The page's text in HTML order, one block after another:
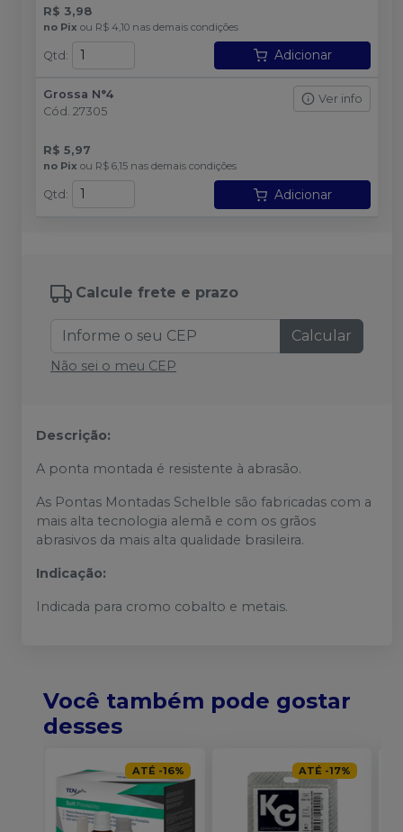
R$ 3,98
no Pix ou R$ 4,10 nas demais condições
Qtd: Adicionar
Grossa N°4
Cód. 27305
Ver info
R$ 5,97
no Pix ou R$ 6,15 nas demais condições
Qtd : Adicionar
Calcule frete e prazo
Calcular
Não sei o meu CEP
Descrição:
A ponta montada é resistente à abrasão.
As Pontas Montadas Schelble são fabricadas com a
mais alta tecnologia alemã e com os grãos
abrasivos da mais alta qualidade brasileira.
Indicação:
Indicada para cromo cobalto e metais.
Você também pode gostar
desses
ATÉ -16% ATÉ -17%